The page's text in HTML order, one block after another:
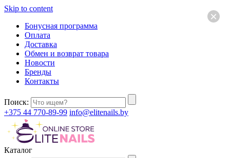
Skip to content
Бонусная программа
Оплата
Доставка
Обмен и возврат товара
Новости
Бренды
Контакты
Поиск:
+375 44 770-89-99 info@elitenails.by
Каталог
×